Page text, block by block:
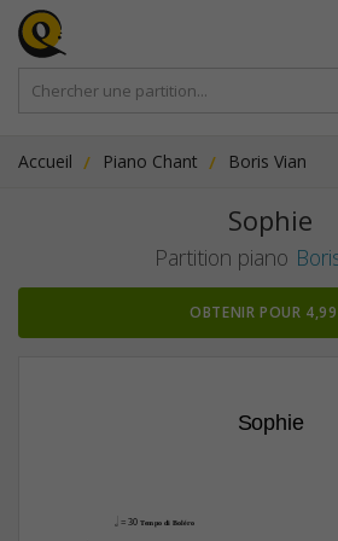
Accueil Piano Chant Boris Vian
Sophie
Partition piano
OBTENIR POUR
Sophie
h = 30 Tempo di Boléro